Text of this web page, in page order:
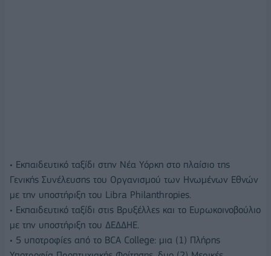
• Εκπαιδευτικό ταξίδι στην Νέα Υόρκη στο πλαίσιο της
Γενικής Συνέλευσης του Οργανισμού των Ηνωμένων Εθνών
με την υποστήριξη του Libra Philanthropies.
• Εκπαιδευτικό ταξίδι στις Βρυξέλλες και το Ευρωκοινοβούλιο
με την υποστήριξη του ΔΕΔΔΗΕ.
• 5 υποτροφίες από το BCA College: μια (1) Πλήρης